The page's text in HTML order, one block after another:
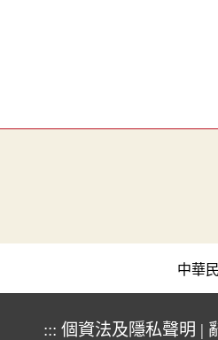
中華
::: 個資法及隱私聲明 |